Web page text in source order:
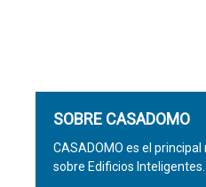
SOBRE CASADOMO
CASADOMO es el
sobre Edificios Inteligentes.